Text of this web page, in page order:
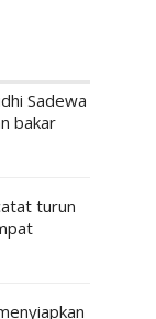
Sadewa
bakar
turun